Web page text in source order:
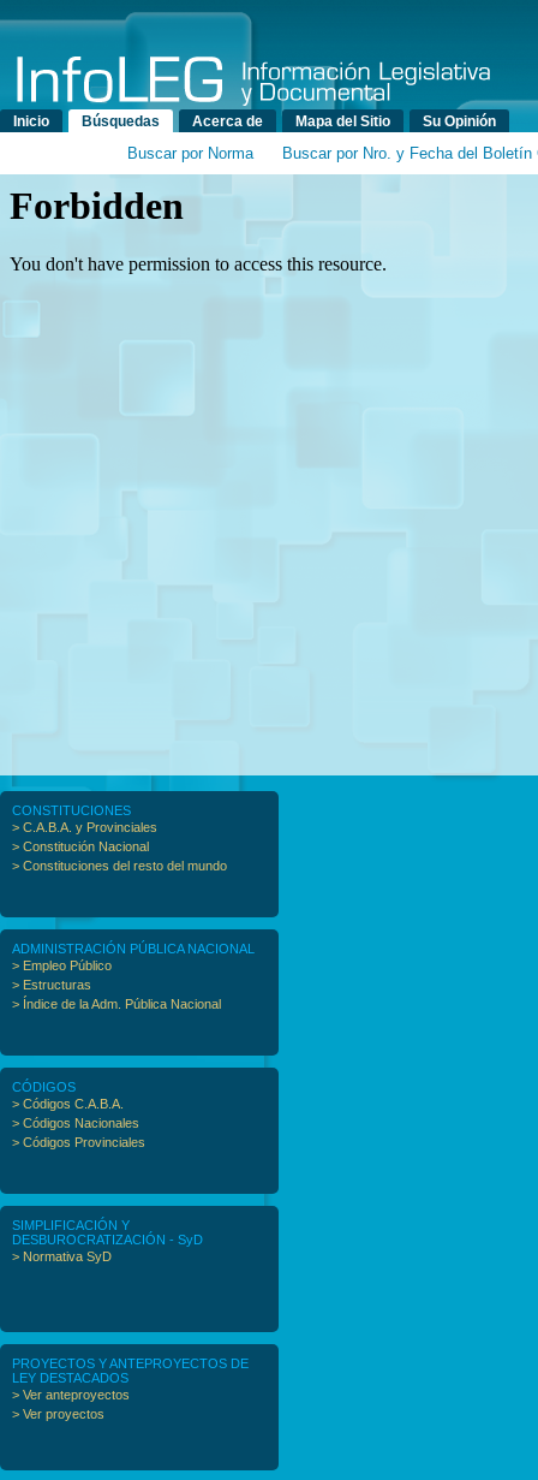
Menú principal
Inicio Búsquedas Acerca de Mapa del Sitio Su Opinión
Buscar por Norma Buscar por Nro. y Fecha del Boletín
CONSTITUCIONES
> C.A.B.A. y Provinciales
> Constitución Nacional
> Constituciones del resto del mundo
ADMINISTRACIÓN PÚBLICA NACIONAL
> Empleo Público
> Estructuras
> Índice de la Adm. Pública Nacional
CÓDIGOS
> Códigos C.A.B.A.
> Códigos Nacionales
> Códigos Provinciales
SIMPLIFICACIÓN Y
DESBUROCRATIZACIÓN - SyD
> Normativa SyD
PROYECTOS Y ANTEPROYECTOS DE
LEY DESTACADOS
> Ver anteproyectos
> Ver proyectos